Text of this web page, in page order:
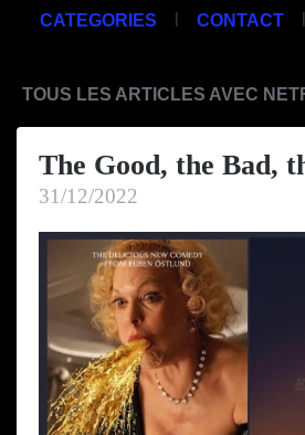
CATEGORIES | CONTACT |
TOUS LES ARTICLES AVEC
The Good, the Bad,
31/12/2022